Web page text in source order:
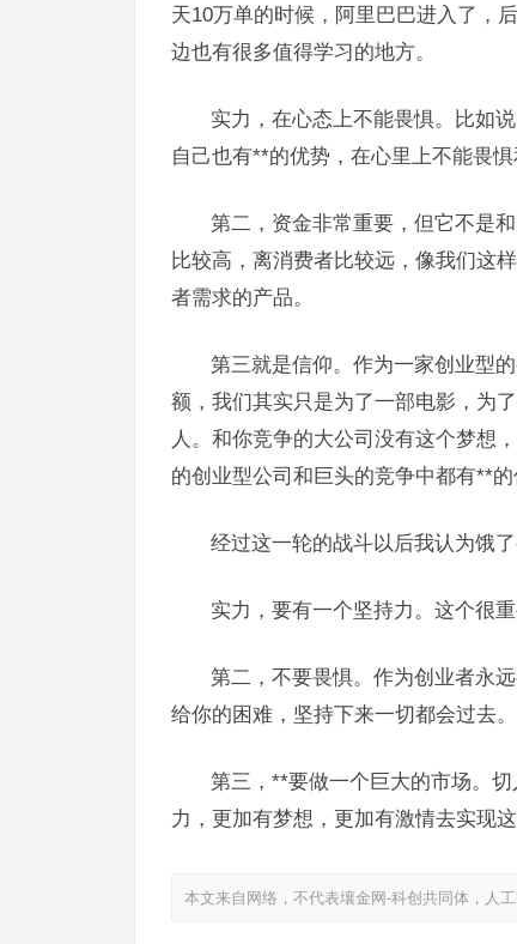
天10万单的时候，阿里巴巴进入了，
边也有很多值得学习的地方。
实力，在心态上不能畏惧。比如
自己也有**的优势，在心里上不能畏惧
第二，资金非常重要，但它不是
比较高，离消费者比较远，像我们这
者需求的产品。
第三就是信仰。作为一家创业型
额，我们其实只是为了一部电影，为
人。和你竞争的大公司没有这个梦想
的创业型公司和巨头的竞争中都有**的
经过这一轮的战斗以后我认为饿
实力，要有一个坚持力。这个很
第二，不要畏惧。作为创业者永
给你的困难，坚持下来一切都会过去。
第三，**要做一个巨大的市场。
力，更加有梦想，更加有激情去实现这
本文来自网络，不代表壤金网-科创共同体，人